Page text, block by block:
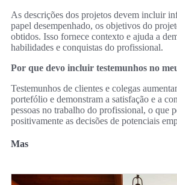
As descrições dos projetos devem incluir
papel desempenhado, os objetivos do
obtidos. Isso fornece contexto e ajuda a
habilidades e conquistas do profissional.
Por que devo incluir testemunhos no
Testemunhos de clientes e colegas
portefólio e demonstram a satisfação e a
pessoas no trabalho do profissional, o que
positivamente as decisões de potenciais
Mas